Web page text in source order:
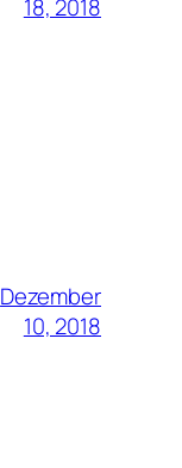
18, 2018
Dezember
10, 2018